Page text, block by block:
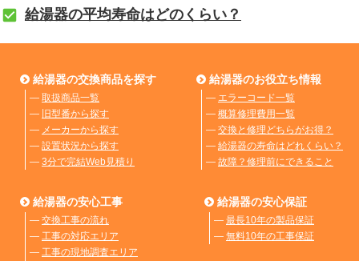
給湯器の平均寿命はどのくらい？
給湯器の交換商品を探す
― 取扱商品一覧
― 旧型番から探す
― メーカーから探す
― 設置状況から探す
― 3分で完結Web見積り
給湯器のお役立ち情報
― エラーコード一覧
― 概算修理費用一覧
― 交換と修理どちらがお得？
― 給湯器の寿命はどれくらい？
― 故障？修理前にできること
給湯器の安心工事
― 交換工事の流れ
― 工事の対応エリア
― 工事の現地調査エリア
給湯器の安心保証
― 最長10年の製品保証
― 無料10年の工事保証